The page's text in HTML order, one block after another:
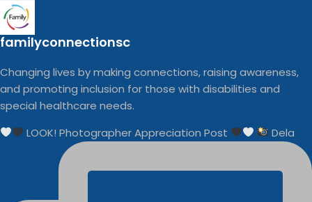
familyconnectionsc
Changing lives by making connections, raising awareness,
and promoting inclusion for those with disabilities and
special healthcare needs.
LOOK! Photographer Appreciation Post
Dela